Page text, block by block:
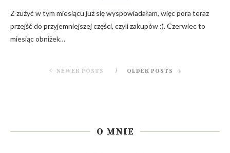
Z zużyć w tym miesiącu już się wyspowiadałam, więc pora teraz
przejść do przyjemniejszej części, czyli zakupów :). Czerwiec to
miesiąc obniżek…
NEWER POSTS OLDER POSTS
O MNIE